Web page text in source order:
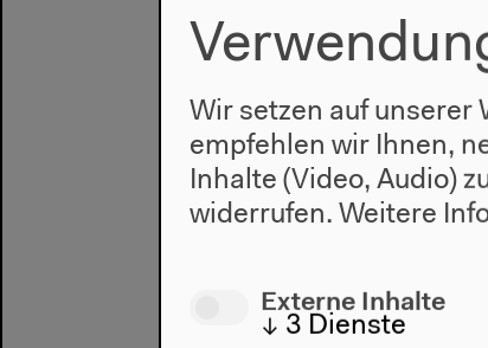
Wir setzen auf unserer
empfehlen wir Ihnen,
Inhalte (Video, Audio)
widerrufen. Weitere
Externe Inhalte
↓ 3 Dienste